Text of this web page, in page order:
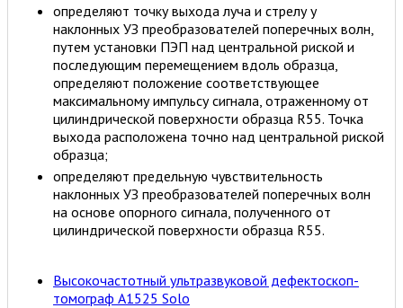
определяют точку выхода луча и стрелу у
наклонных УЗ преобразователей поперечных волн,
путем установки ПЭП над центральной риской и
последующим перемещением вдоль образца,
определяют положение соответствующее
максимальному импульсу сигнала, отраженному от
цилиндрической поверхности образца R55. Точка
выхода расположена точно над центральной риской
образца;
определяют предельную чувствительность
наклонных УЗ преобразователей поперечных волн
на основе опорного сигнала, полученного от
цилиндрической поверхности образца R55.
Высокочастотный ультразвуковой дефектоскоп-
томограф А1525 Solo